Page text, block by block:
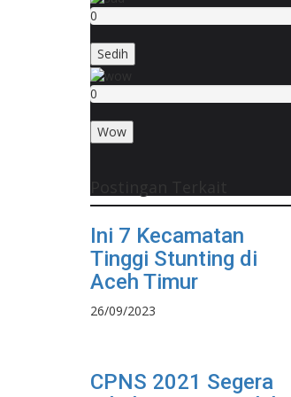
0
Sedih
0
Wow
Ini 7 Kecamatan
Tinggi Stunting di
Aceh Timur
26/09/2023
CPNS 2021 Segera